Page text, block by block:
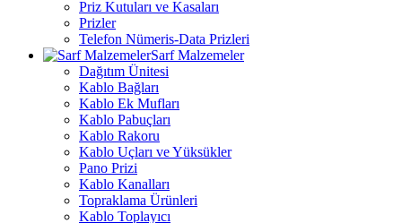
Priz Kutuları ve Kasaları
Prizler
Telefon Nümeris-Data Prizleri
Sarf Malzemeler
Dağıtım Ünitesi
Kablo Bağları
Kablo Ek Mufları
Kablo Pabuçları
Kablo Rakoru
Kablo Uçları ve Yüksükler
Pano Prizi
Kablo Kanalları
Topraklama Ürünleri
Kablo Toplayıcı